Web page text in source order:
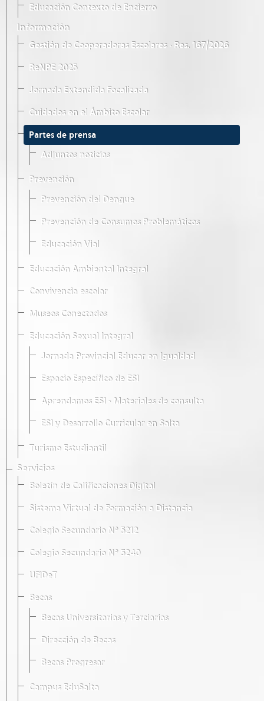
Educación Contexto de Encierro
Información
Gestión de Cooperadoras Escolares · Res. 167/2026
ReNPE 2025
Jornada Extendida Focalizada
Cuidados en el Ámbito Escolar
Partes de prensa
Adjuntos noticias
Prevención
Prevención del Dengue
Prevención de Consumos Problemáticos
Educación Vial
Educación Ambiental Integral
Convivencia escolar
Museos Conectados
Educación Sexual Integral
Jornada Provincial Educar en Igualdad
Espacio Específico de ESI
Aprendamos ESI - Materiales de consulta
ESI y Desarrollo Curricular en Salta
Turismo Estudiantil
Servicios
Boletín de Calificaciones Digital
Sistema Virtual de Formación a Distancia
Colegio Secundario Nº 5212
Colegio Secundario Nº 5240
UFIDeT
Becas
Becas Universitarias y Terciarias
Dirección de Becas
Becas Progresar
Campus EduSalta